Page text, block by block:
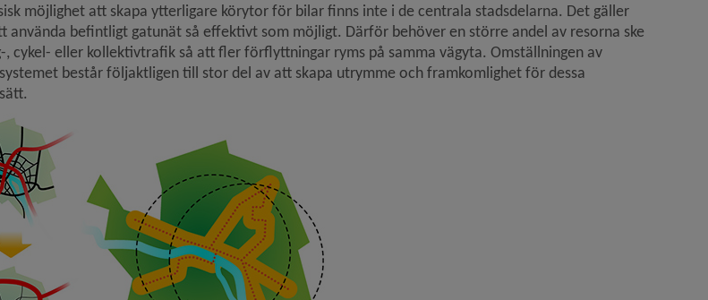
000 invånare
delar, fördjupningar och tillägg
möjlighet att skapa ytterligare körytor för bilar finns inte i de centrala stadsdelarna. Det gäller
använda befintligt gatunät så effektivt som möjligt. Därför behöver en större andel av resorna ske
, cykel- eller kollektivtrafik så att fler förflyttningar ryms på samma vägyta. Omställningen av
består följaktligen till stor del av att skapa utrymme och framkomlighet för dessa